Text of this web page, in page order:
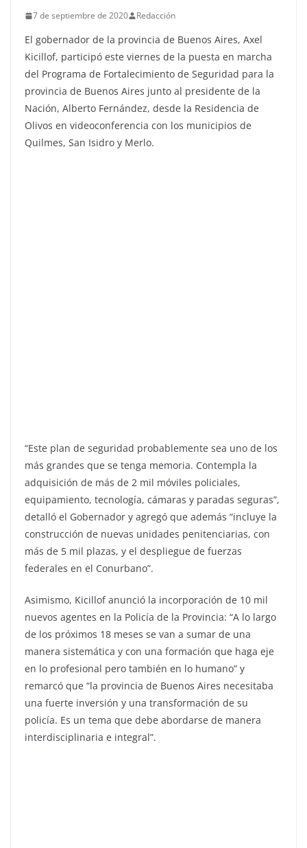
7 de septiembre de 2020 Redacción
El gobernador de la provincia de Buenos Aires, Axel
Kicillof, participó este viernes de la puesta en marcha
del Programa de Fortalecimiento de Seguridad para la
provincia de Buenos Aires junto al presidente de la
Nación, Alberto Fernández, desde la Residencia de
Olivos en videoconferencia con los municipios de
Quilmes, San Isidro y Merlo.
“Este plan de seguridad probablemente sea uno de los
más grandes que se tenga memoria. Contempla la
adquisición de más de 2 mil móviles policiales,
equipamiento, tecnología, cámaras y paradas seguras”,
detalló el Gobernador y agregó que además “incluye la
construcción de nuevas unidades penitenciarias, con
más de 5 mil plazas, y el despliegue de fuerzas
federales en el Conurbano”.
Asimismo, Kicillof anunció la incorporación de 10 mil
nuevos agentes en la Policía de la Provincia: “A lo largo
de los próximos 18 meses se van a sumar de una
manera sistemática y con una formación que haga eje
en lo profesional pero también en lo humano” y
remarcó que “la provincia de Buenos Aires necesitaba
una fuerte inversión y una transformación de su
policía. Es un tema que debe abordarse de manera
interdisciplinaria e integral”.